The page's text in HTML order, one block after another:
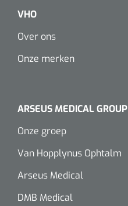
VHO
Over ons
Onze merken
ARSEUS MEDICAL GROUP
Onze groep
Van Hopplynus Ophtalm
Arseus Medical
DMB Medical